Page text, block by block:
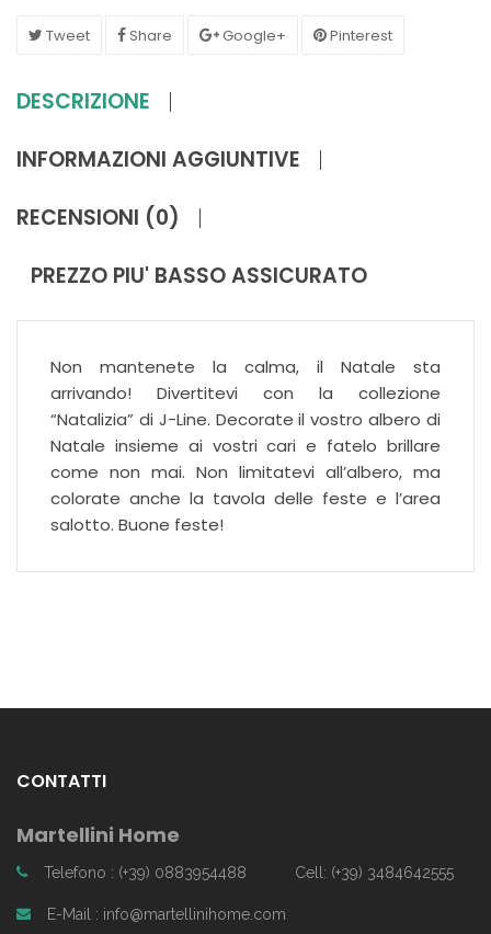
Tweet Share Google+ Pinterest
DESCRIZIONE
INFORMAZIONI AGGIUNTIVE
RECENSIONI (0)
PREZZO PIU' BASSO ASSICURATO
Non mantenete la calma, il Natale sta
arrivando! Divertitevi con la collezione
“Natalizia” di J-Line. Decorate il vostro albero di
Natale insieme ai vostri cari e fatelo brillare
come non mai. Non limitatevi all’albero, ma
colorate anche la tavola delle feste e l’area
salotto. Buone feste!
CONTATTI
Martellini Home
Telefono : (+39) 0883954488 Cell: (+39) 3484642555
E-Mail : info@martellinihome.com